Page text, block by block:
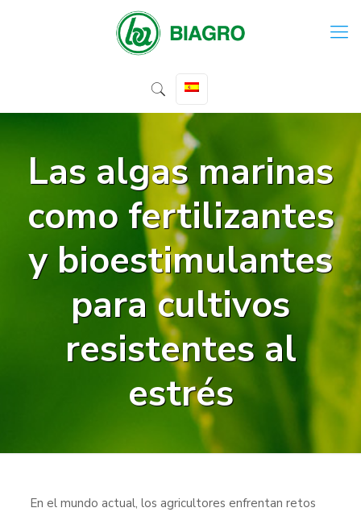
Las algas marinas
como fertilizantes
y bioestimulantes
para cultivos
resistentes al
estrés
En el mundo actual, los agricultores enfrentan retos